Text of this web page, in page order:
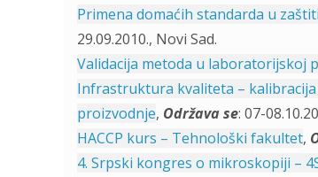
Primena domaćih standarda u
29.09.2010., Novi Sad.
Validacija metoda u laboratorijskoj
Infrastruktura kvaliteta –
proizvodnje, Održava se: 07-
HACCP kurs – Tehnološki fakultet,
4. Srpski kongres o mikroskopiji –